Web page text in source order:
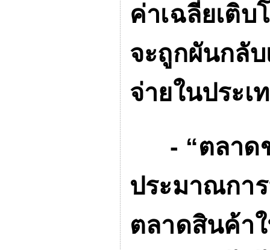
ค่าเฉลี่ยเติบ
จะถูกผันกลับ
จ่ายในประ
- “ตลาด
ประมาณกา
ตลาดสินค้า